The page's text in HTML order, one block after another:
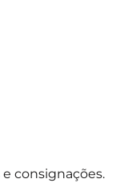
consignações.